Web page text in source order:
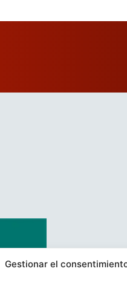
Gestionar el